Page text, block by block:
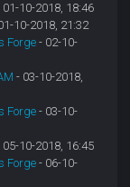
01-10-2018, 18:46
10-2018, 21:32
Forge - 02-10-
- 03-10-2018,
Forge - 03-10-
05-10-2018, 16:45
Forge - 06-10-